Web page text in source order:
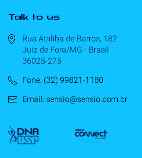
Talk to us
Rua Ataliba de Barros, 182
Juiz de Fora/MG - Brasil
36025-275
Fone: (32) 99821-1180
Email: sensio@sensio.com.br